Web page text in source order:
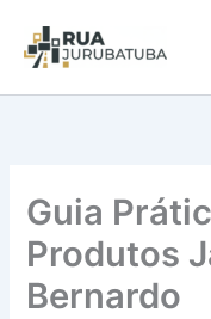
Guia
Produtos
Bernardo